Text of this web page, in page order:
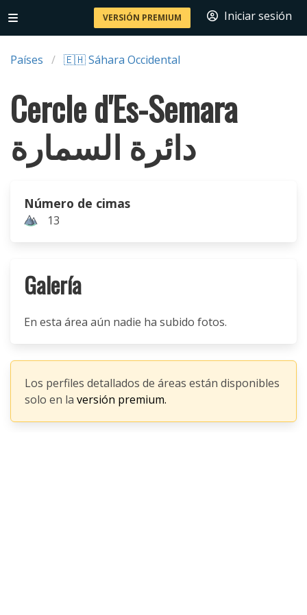
VERSIÓN PREMIUM Iniciar sesión
Países 🇪🇭 Sáhara Occidental
Cercle d'Es-Semara
دائرة السمارة
Número de cimas
13
Galería
En esta área aún nadie ha subido fotos.
Los perfiles detallados de áreas están disponibles
solo en la versión premium.